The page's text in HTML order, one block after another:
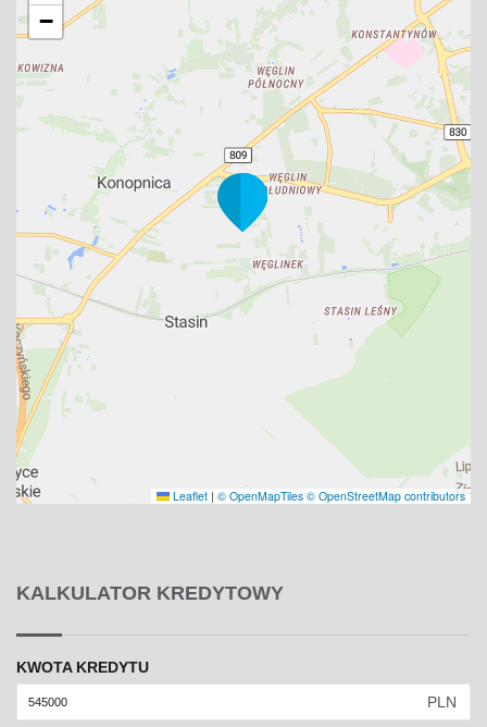
−
Leaflet | © OpenMapTiles © OpenStreetMap contributors
KALKULATOR KREDYTOWY
KWOTA KREDYTU
PLN